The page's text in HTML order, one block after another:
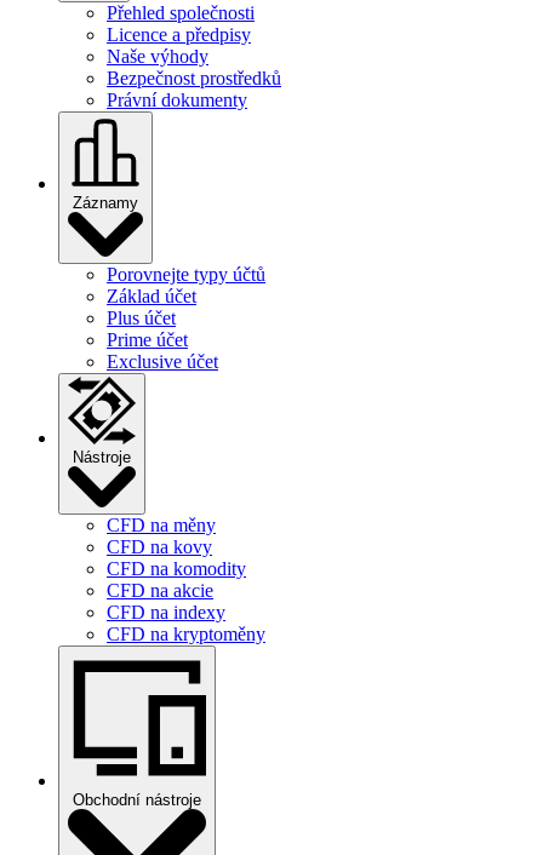
Přehled společnosti
Licence a předpisy
Naše výhody
Bezpečnost prostředků
Právní dokumenty
Záznamy
Porovnejte typy účtů
Základ účet
Plus účet
Prime účet
Exclusive účet
Nástroje
CFD na měny
CFD na kovy
CFD na komodity
CFD na akcie
CFD na indexy
CFD na kryptoměny
Obchodní nástroje